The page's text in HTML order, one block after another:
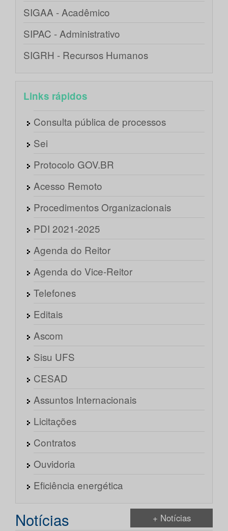
SIGAA - Acadêmico
SIPAC - Administrativo
SIGRH - Recursos Humanos
Links rápidos
Consulta pública de processos
Sei
Protocolo GOV.BR
Acesso Remoto
Procedimentos Organizacionais
PDI 2021-2025
Agenda do Reitor
Agenda do Vice-Reitor
Telefones
Editais
Ascom
Sisu UFS
CESAD
Assuntos Internacionais
Licitações
Contratos
Ouvidoria
Eficiência energética
Notícias + Notícias